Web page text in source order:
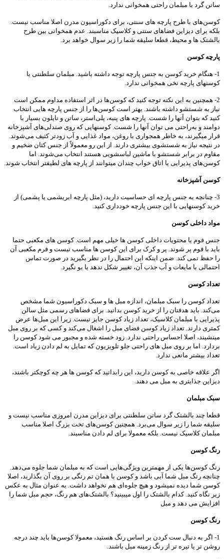
ساتن گرد با مبلمان راحتی همخوانی ندارد.
کوسن‌های با طرح پارچه های سنتی، برای دکوراسیون مدرن اصلا مناسب نیست.
بلکه برای دیزاین فضاهای سنتی و کلاسیک مناسبند. عدم همخوانی بین طرح
بالشتک ها و محیط، قطعا سلیقه شما را زیر سوال خواهد برد.
پارچه کوسن
1- هنگام خرید کوسن به جنس پارچه توجه داشته باشید. مبلمان سلطنتی با
کوسنهای پارچه نخی همخوانی ندارد.
2- همچنین به این نکته توجه کنید که کوسن‌ها در اثر استفاده مداوم ممکن است
نیاز به شستشو داشته باشند. بهتر است کوسن‌ها را از جنس پارچه هایی انتخاب
کنید که بتوان آنها را شست. پارچه های پنبه، پلی‌استر، ساتن و نایلون بسیار با
دوامند و به‌راحتی می توان آنها را شست. کوسنهایی که روی صندلی‌های آشپزخانه
قرار میگیرند، به خاطر همجواری با روغن، مواد غذایی و آب زودتر کثیف می‌شوند.
در نتیجه نیاز به شستشوی بیشتری دارند. از این رو معمولاً از جنس کتان ضخیم و
مقاوم در برابر شستشو با ماشین لباسشویی هستند انتخاب می‌شوند. اما
کوسن‌های پذیرایی یا اتاق خواب چندان میتوانند از پارچه های لطیفتر انتخاب شوند.
کوسن آشپزخانه
3- چنانچه به جنس پارچه ای حساسیت دارید، (مثل پارچه ابریشمی یا پشمی) از
خرید کوسنهایی با این جنس پارچه خودداری کنید.
مواد داخلی کوسن
جنس فوم یا محتویات داخلی کوسن ها خیلی مهم است. کوسن های مکعبی حتما
باید با فوم پر شوند. پر و کرک برای این کوسن ها مناسب نیست و فرم مکعبی آن
را حفظ نمی کند. ضمن اینکه این احتمال را در نظر بگیرید در صورت تماس
احتمالی با مایعات و آب جذب آن، تغییر شکل ندهد یا بو نگیرد.
تعداد کوسن
تعداد کوسن را سبک مبلمان، اندازه مبل ها و سبک دکوراسیون شما مشخص
می‌کند. باید هدفتان را از خرید کوسن بدانید. برای فضاهای رسمی مثل سالن
پذیرایی با مبلمان کلاسیک، تعداد زیاد کوسن جایز نیست. زیرا این مبل‌ها عرض
کمتری دارند. تعداد زیاد کوسن فضای مبل را اشغال می‌کند و کسی که بر روی مبل
مینشیند، اصلا احساس راحتی ندارد. زود خسته شده و مجبور می شود کوسن را
بردارد. اما بر روی مبل های راحتی جلو تلویزیون که تمایل به لم دادن زیاد است.
تعداد بیشتر مانعی ندارد.
اگر علاقه خاصی به کوسن دارید، این رابدانید که کوسن ها هر چه کوچکتر باشند،
دیزاین جذابتری به مبل می دهند.
سبک مبلمان
قطعا چند بالشتک گرد ساتن سلطنتی برای دیزاین مدرن امروزی مناسب نیست و
سلیقه شما را زیر سوال می‌برد. همچنین کوسن‌های تخت بزرگ اصلا مناسب
مبلمان کلاسیک نیست. بلکه معمولا برای لم دادن مناسبند.
رنگ کوسن
رنگ کوسن‌ها یکی از مهمترین ویژگی‌هایی است که به مبلمان شما جلوه می‌دهد.
چنانچه رنگ مبل شما آبی باشد و کوسن با همان تم رنگی بر روی آن بگذارید، اصلا
کوسن شما دیده نمیشود و هیچ جلوه‌ای هم نخواهد داشت. به عنوان مثال به عکس
زیر نگاه کنید. کدام بالشتک را اول میبینید؟ بالشتک‌های هم رنگ، حجم مبل شما را
افزایش می دهد و مبل
رنگ کوسن
1- اگر به دنبال ست کردن بر اساس رنگ هستید، معمولا کوسن‌ها باید چند درجه
روشن تر یا تیره تر از رنگ زمینه مبل باشند.